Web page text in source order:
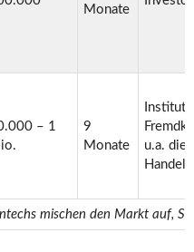
Monate
– 1
9
Monate
u.a. die
mischen den Markt auf, S.